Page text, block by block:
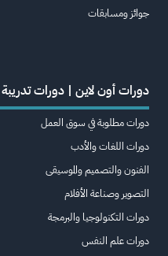
جوائز ومسابقات
دورات أون لاين | دورات تدريبة
دورات مطلوبة في سوق العمل
دورات اللغات والأدب
الفنون والتصميم والموسيقى
التصوير وصناعة الأفلام
دورات التكنولوجيا والبرمجة
دورات علم النفس